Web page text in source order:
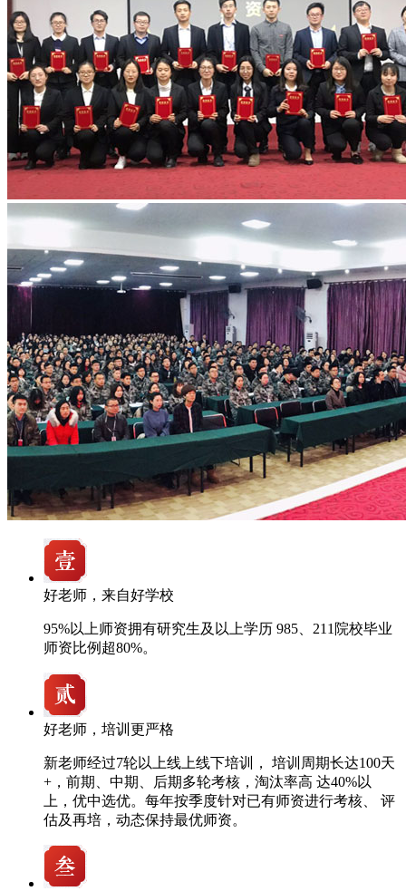
好老师，来自好学校
95%以上师资拥有研究生及以上学历 985、211院校毕业
师资比例超80%。
好老师，培训更严格
新老师经过7轮以上线上线下培训， 培训周期长达100天
+，前期、中期、后期多轮考核，淘汰率高 达40%以
上，优中选优。每年按季度针对已有师资进行考核、 评
估及再培，动态保持最优师资。